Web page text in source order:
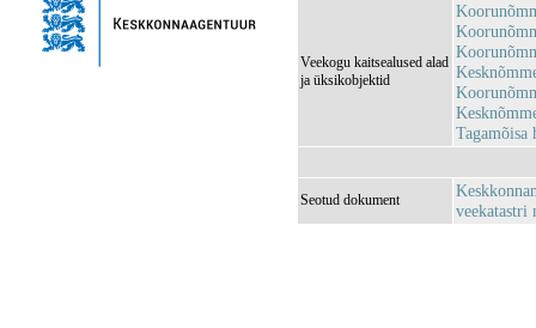
Veekogu kaitsealused alad
ja üksikobjektid
Seotud dokument
veekatastri